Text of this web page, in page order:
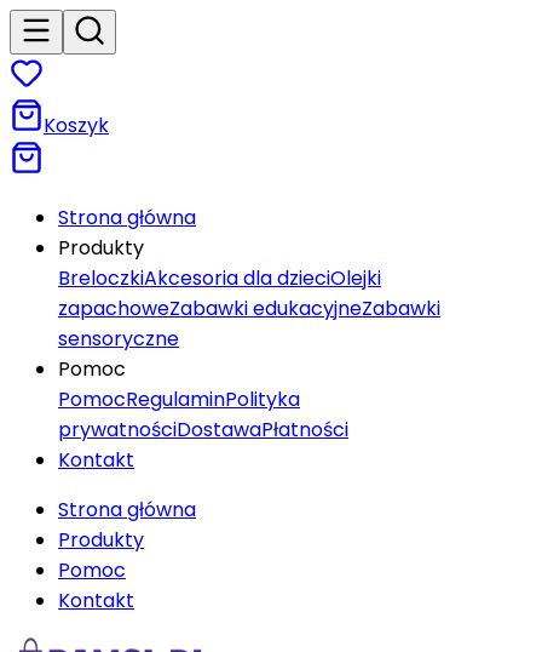
Koszyk
Strona główna
Produkty
BreloczkiAkcesoria dla dzieciOlejki
zapachoweZabawki edukacyjneZabawki
sensoryczne
Pomoc
PomocRegulaminPolityka
prywatnościDostawaPłatności
Kontakt
Strona główna
Produkty
Pomoc
Kontakt